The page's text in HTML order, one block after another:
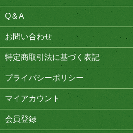
Q＆A
お問い合わせ
特定商取引法に基づく表記
プライバシーポリシー
マイアカウント
会員登録